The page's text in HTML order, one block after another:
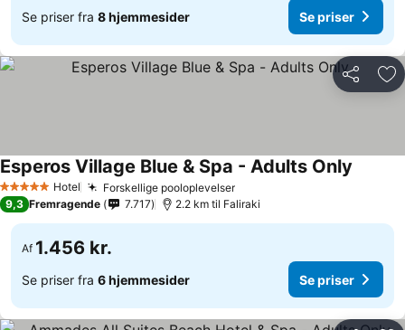
Se priser fra 8 hjemmesider Se priser
Del
5 Stjerner Hotel Forskellige pooloplevelser
Esperos Village Blue & Spa - Adults Only
9,3 Fremragende 7.717 2.2 km til Faliraki
Af 1.456 kr.
Se priser fra 6 hjemmesider Se priser